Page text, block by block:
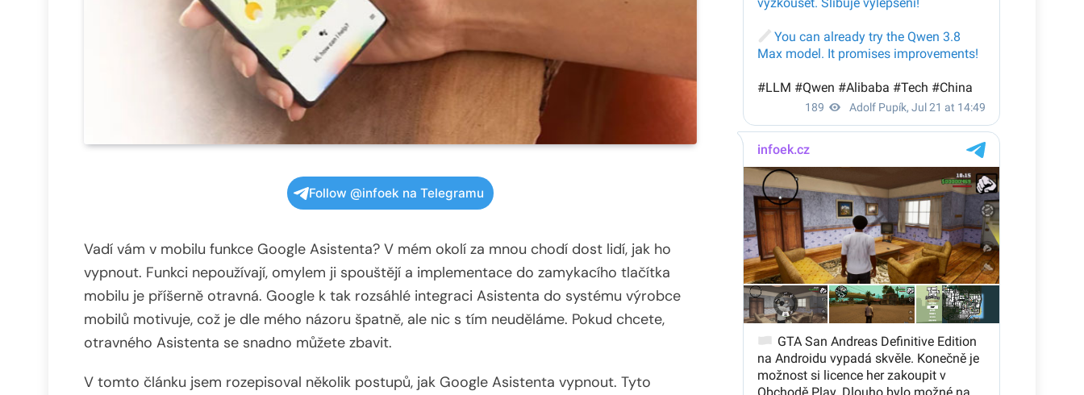
Follow @infoek na Telegramu
Vadí vám v mobilu funkce Google Asistenta? V mém okolí za mnou chodí dost lidí, jak ho
vypnout. Funkci nepoužívají, omylem ji spouštějí a implementace do zamykacího tlačítka
mobilu je příšerně otravná. Google k tak rozsáhlé integraci Asistenta do systému výrobce
mobilů motivuje, což je dle mého názoru špatně, ale nic s tím neuděláme. Pokud chcete,
otravného Asistenta se snadno můžete zbavit.
V tomto článku jsem rozepisoval několik postupů, jak Google Asistenta vypnout. Tyto